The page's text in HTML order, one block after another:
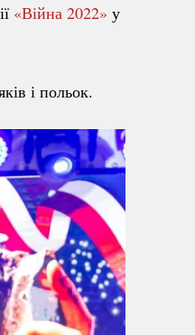
«Війна 2022» у
і польок.